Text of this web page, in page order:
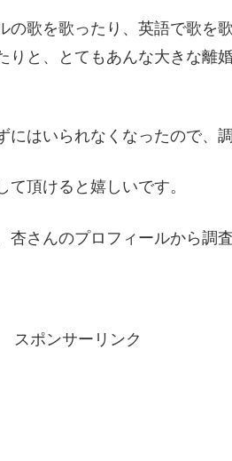
の歌を歌ったり、英語で歌を
と、とてもあんな大きな離
はいられなくなったので、
頂けると嬉しいです。
さんのプロフィールから調
スポンサーリンク